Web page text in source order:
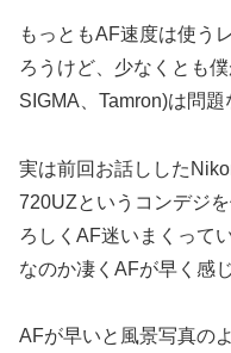
もっともAF速度は使う
ろうけど、少なくとも
SIGMA、Tamron)は問題
実は前回お話しした
720UZというコンデジ
ろしくAF迷いまくって
なのか凄くAFが早く感
AFが早いと風景写真の